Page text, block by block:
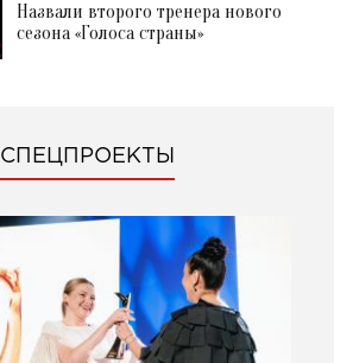
Назвали второго тренера нового
сезона «Голоса страны»
СПЕЦПРОЕКТЫ